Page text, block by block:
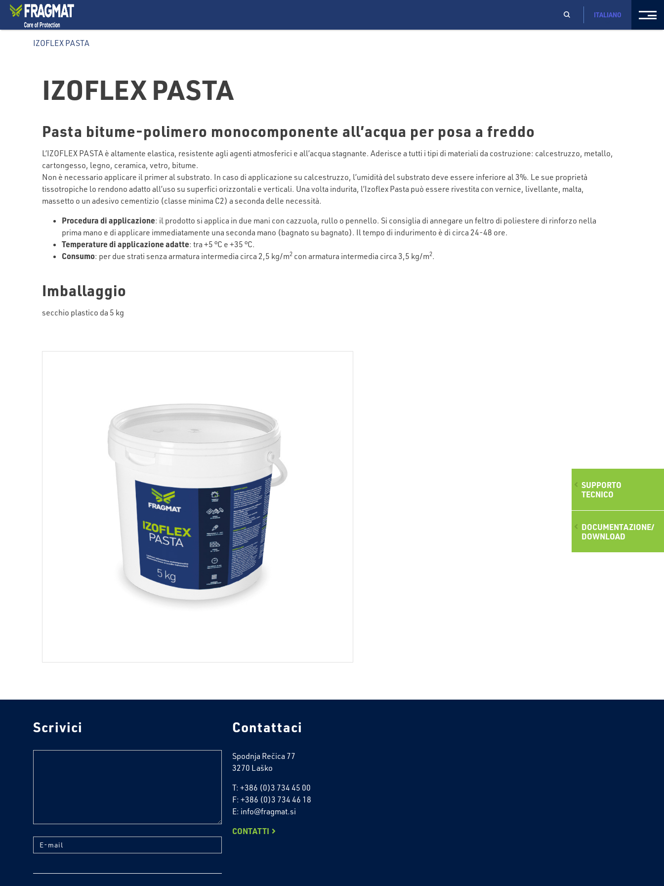
SUPPORTO
TECNICO
DOCUMENTAZIONE/
DOWNLOAD
ITALIANO
IZOFLEX PASTA
IZOFLEX PASTA
Pasta bitume-polimero monocomponente all’acqua per posa a freddo
L’IZOFLEX PASTA è altamente elastica, resistente agli agenti atmosferici e all’acqua stagnante. Aderisce a tutti i tipi di materiali da costruzione: calcestruzzo, metallo,
cartongesso, legno, ceramica, vetro, bitume.
Non è necessario applicare il primer al substrato. In caso di applicazione su calcestruzzo, l’umidità del substrato deve essere inferiore al 3%. Le sue proprietà
tissotropiche lo rendono adatto all’uso su superfici orizzontali e verticali. Una volta indurita, l’Izoflex Pasta può essere rivestita con vernice, livellante, malta,
massetto o un adesivo cementizio (classe minima C2) a seconda delle necessità.
Procedura di applicazione: il prodotto si applica in due mani con cazzuola, rullo o pennello. Si consiglia di annegare un feltro di poliestere di rinforzo nella
prima mano e di applicare immediatamente una seconda mano (bagnato su bagnato). Il tempo di indurimento è di circa 24-48 ore.
Temperature di applicazione adatte: tra +5 °C e +35 °C.
Consumo: per due strati senza armatura intermedia circa 2,5 kg/m2 con armatura intermedia circa 3,5 kg/m2.
Imballaggio
secchio plastico da 5 kg
Scrivici
E-mail
Contattaci
Spodnja Rečica 77
3270 Laško
T: +386 (0)3 734 45 00
F: +386 (0)3 734 46 18
E: info@fragmat.si
CONTATTI